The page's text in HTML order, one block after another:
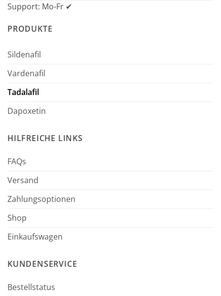
Support: Mo-Fr ✔
PRODUKTE
Sildenafil
Vardenafil
Tadalafil
Dapoxetin
HILFREICHE LINKS
FAQs
Versand
Zahlungsoptionen
Shop
Einkaufswagen
KUNDENSERVICE
Bestellstatus